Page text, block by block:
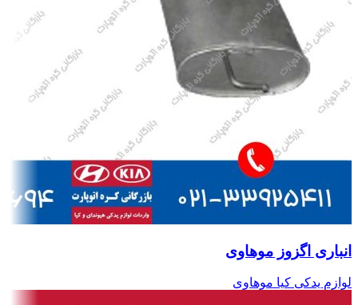
انباری اگزوز موهاوی
لوازم یدکی کیا موهاوی